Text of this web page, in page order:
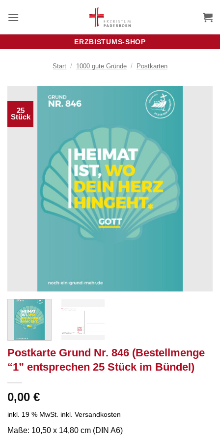
Inhalt
ERZBISTUMS-SHOP
Start / 1000 gute Gründe / Postkarten
25
Stück
Postkarte Grund Nr. 846 (Bestellmenge
“1” entsprechen 25 Stück im Bündel)
0,00 €
inkl. 19 % MwSt. inkl. Versandkosten
Maße: 10,50 x 14,80 cm (DIN A6)